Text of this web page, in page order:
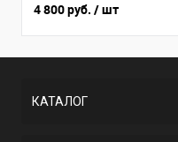
4 800 руб. / шт
КАТАЛОГ